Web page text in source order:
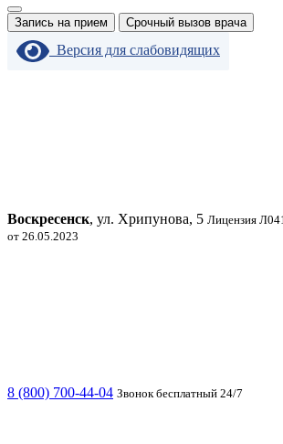
Запись на прием Срочный вызов врача
Версия для слабовидящих
Воскресенск, ул. Хрипунова, 5 Лицензия
от 26.05.2023
8 (800) 700-44-04 Звонок бесплатный 24/7